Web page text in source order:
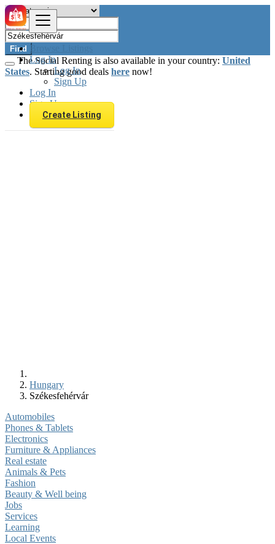
Browse Listings
Log In
Log In
Sign Up
Log In
Sign Up
Create Listing
Find
The Social Renting is also available in your country: United
States. Starting good deals here now!
Hungary
Székesfehérvár
Automobiles
Phones & Tablets
Electronics
Furniture & Appliances
Real estate
Animals & Pets
Fashion
Beauty & Well being
Jobs
Services
Learning
Local Events